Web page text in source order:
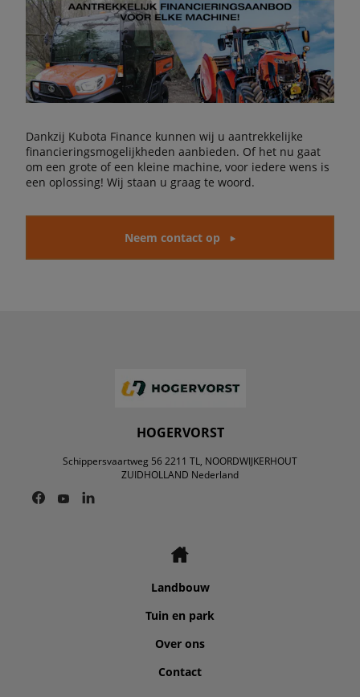
Dankzij Kubota Finance kunnen wij u aantrekkelijke
financieringsmogelijkheden aanbieden. Of het nu gaat
om een grote of een kleine machine, voor iedere wens is
een oplossing! Wij staan u graag te woord.
Neem contact op
HOGERVORST
Schippersvaartweg 56 2211 TL, NOORDWIJKERHOUT
ZUIDHOLLAND Nederland
Landbouw
Tuin en park
Over ons
Contact